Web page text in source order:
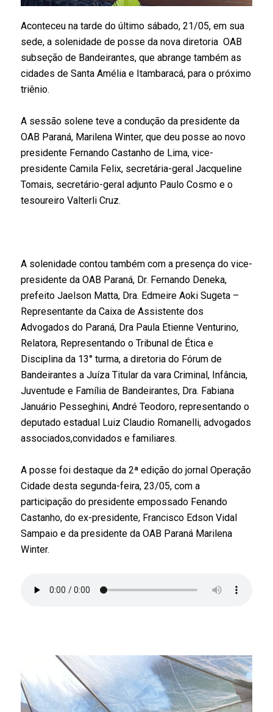
Aconteceu na tarde do último sábado, 21/05, em sua
sede, a solenidade de posse da nova diretoria OAB
subseção de Bandeirantes, que abrange também as
cidades de Santa Amélia e Itambaracá, para o próximo
triênio.
A sessão solene teve a condução da presidente da
OAB Paraná, Marilena Winter, que deu posse ao novo
presidente Fernando Castanho de Lima, vice-
presidente Camila Felix, secretária-geral Jacqueline
Tomais, secretário-geral adjunto Paulo Cosmo e o
tesoureiro Valterli Cruz.
A solenidade contou também com a presença do vice-
presidente da OAB Paraná, Dr. Fernando Deneka,
prefeito Jaelson Matta, Dra. Edmeire Aoki Sugeta –
Representante da Caixa de Assistente dos
Advogados do Paraná, Dra Paula Etienne Venturino,
Relatora, Representando o Tribunal de Ética e
Disciplina da 13° turma, a diretoria do Fórum de
Bandeirantes a Juíza Titular da vara Criminal, Infância,
Juventude e Família de Bandeirantes, Dra. Fabiana
Januário Pesseghini, André Teodoro, representando o
deputado estadual Luiz Claudio Romanelli, advogados
associados,convidados e familiares.
A posse foi destaque da 2ª edição do jornal Operação
Cidade desta segunda-feira, 23/05, com a
participação do presidente empossado Fenando
Castanho, do ex-presidente, Francisco Edson Vidal
Sampaio e da presidente da OAB Paraná Marilena
Winter.